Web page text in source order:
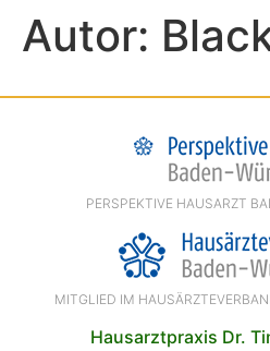
Autor:
PERSPEKTIVE HAUSARZT
MITGLIED IM
Hausarztpraxis Dr.